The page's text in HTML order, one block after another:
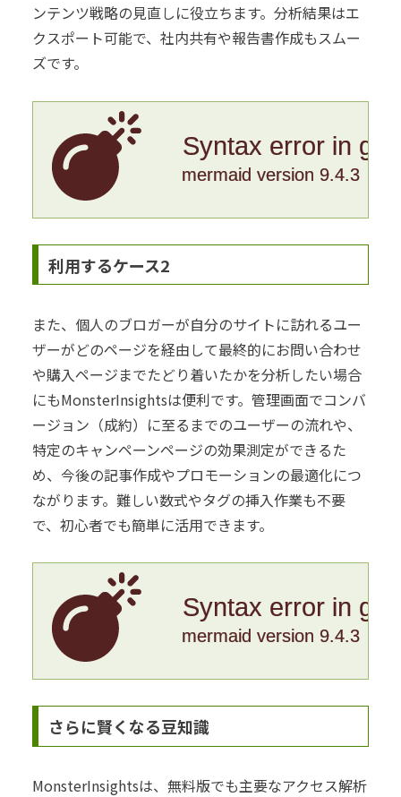
ンテンツ戦略の見直しに役立ちます。分析結果はエ
クスポート可能で、社内共有や報告書作成もスムー
ズです。
Syntax error in
mermaid version 9.4.3
利用するケース2
また、個人のブロガーが自分のサイトに訪れるユー
ザーがどのページを経由して最終的にお問い合わせ
や購入ページまでたどり着いたかを分析したい場合
にもMonsterInsightsは便利です。管理画面でコンバ
ージョン（成約）に至るまでのユーザーの流れや、
特定のキャンペーンページの効果測定ができるた
め、今後の記事作成やプロモーションの最適化につ
ながります。難しい数式やタグの挿入作業も不要
で、初心者でも簡単に活用できます。
Syntax error in
mermaid version 9.4.3
さらに賢くなる豆知識
MonsterInsightsは、無料版でも主要なアクセス解析